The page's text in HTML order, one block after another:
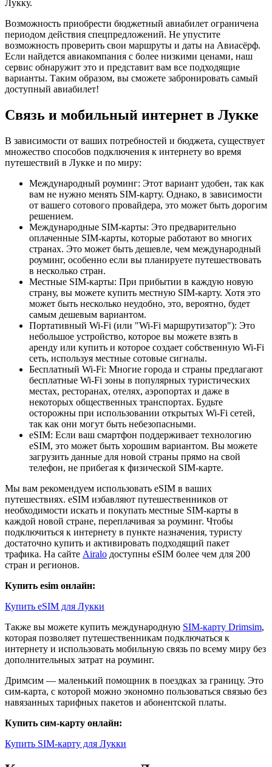
Лукку.
Возможность приобрести бюджетный авиабилет ограничена
периодом действия спецпредложений. Не упустите
возможность проверить свои маршруты и даты на Авиасёрф.
Если найдется авиакомпания с более низкими ценами, наш
сервис обнаружит это и представит вам все подходящие
варианты. Таким образом, вы сможете забронировать самый
доступный авиабилет!
Связь и мобильный интернет в Лукке
В зависимости от ваших потребностей и бюджета, существует
множество способов подключения к интернету во время
путешествий в Лукке и по миру:
Международный роуминг: Этот вариант удобен, так как
вам не нужно менять SIM-карту. Однако, в зависимости
от вашего сотового провайдера, это может быть дорогим
решением.
Международные SIM-карты: Это предварительно
оплаченные SIM-карты, которые работают во многих
странах. Это может быть дешевле, чем международный
роуминг, особенно если вы планируете путешествовать
в несколько стран.
Местные SIM-карты: При прибытии в каждую новую
страну, вы можете купить местную SIM-карту. Хотя это
может быть несколько неудобно, это, вероятно, будет
самым дешевым вариантом.
Портативный Wi-Fi (или "Wi-Fi маршрутизатор"): Это
небольшое устройство, которое вы можете взять в
аренду или купить и которое создает собственную Wi-Fi
сеть, используя местные сотовые сигналы.
Бесплатный Wi-Fi: Многие города и страны предлагают
бесплатные Wi-Fi зоны в популярных туристических
местах, ресторанах, отелях, аэропортах и даже в
некоторых общественных транспортах. Будьте
осторожны при использовании открытых Wi-Fi сетей,
так как они могут быть небезопасными.
eSIM: Если ваш смартфон поддерживает технологию
eSIM, это может быть хорошим вариантом. Вы можете
загрузить данные для новой страны прямо на свой
телефон, не прибегая к физической SIM-карте.
Мы вам рекомендуем использовать eSIM в ваших
путешествиях. eSIM избавляют путешественников от
необходимости искать и покупать местные SIM-карты в
каждой новой стране, переплачивая за роуминг. Чтобы
подключиться к интернету в пункте назначения, туристу
достаточно купить и активировать подходящий пакет
трафика. На сайте Airalo доступны eSIM более чем для 200
стран и регионов.
Купить esim онлайн:
Купить eSIM для Лукки
Также вы можете купить международную SIM-карту Drimsim,
которая позволяет путешественникам подключаться к
интернету и использовать мобильную связь по всему миру без
дополнительных затрат на роуминг.
Дримсим — маленький помощник в поездках за границу. Это
сим-карта, с которой можно экономно пользоваться связью без
навязанных тарифных пакетов и абонентской платы.
Купить сим-карту онлайн:
Купить SIM-карту для Лукки